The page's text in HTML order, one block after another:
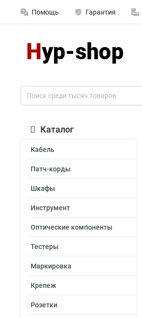
Помощь Гарантия
Каталог
Кабель
Патч-корды
Шкафы
Инструмент
Оптические компоненты
Тестеры
Маркировка
Крепеж
Розетки